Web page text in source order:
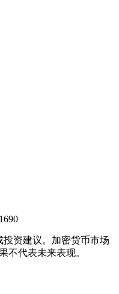
资建议。加密货币市场
不代表未来表现。